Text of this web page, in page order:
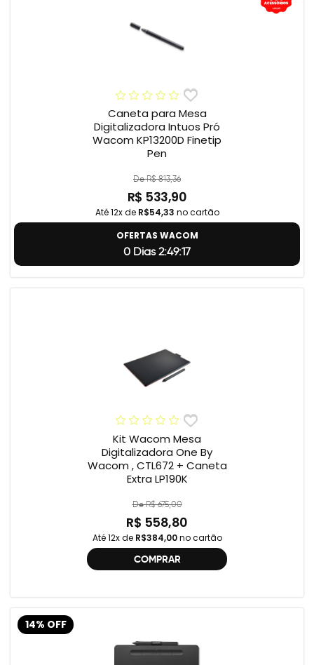
Caneta para Mesa
Digitalizadora Intuos Pró
Wacom KP13200D Finetip
Pen
De R$ 813,36
R$ 533,90
Até 12x de R$54,33 no cartão
OFERTAS WACOM
0 Dias 2:49:17
Kit Wacom Mesa
Digitalizadora One By
Wacom , CTL672 + Caneta
Extra LP190K
De R$ 675,00
R$ 558,80
Até 12x de R$384,00no cartão
COMPRAR
14% OFF